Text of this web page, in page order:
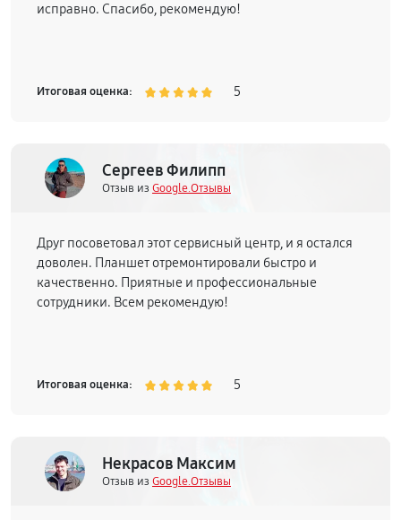
исправно. Спасибо, рекомендую!
Итоговая оценка: 5
Сергеев Филипп
Отзыв из Google.Отзывы
Друг посоветовал этот сервисный центр, и я остался
доволен. Планшет отремонтировали быстро и
качественно. Приятные и профессиональные
сотрудники. Всем рекомендую!
Итоговая оценка: 5
Некрасов Максим
Отзыв из Google.Отзывы